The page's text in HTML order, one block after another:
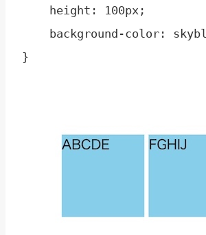
    height: 100px;
background-color:
}